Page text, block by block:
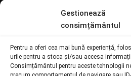
Gestionează
consimțământul
Pentru a oferi cea mai bună experiență,
urile pentru a stoca și/sau accesa
Consimțământul pentru aceste tehnologii
Urmărește-ne pe:
Contact